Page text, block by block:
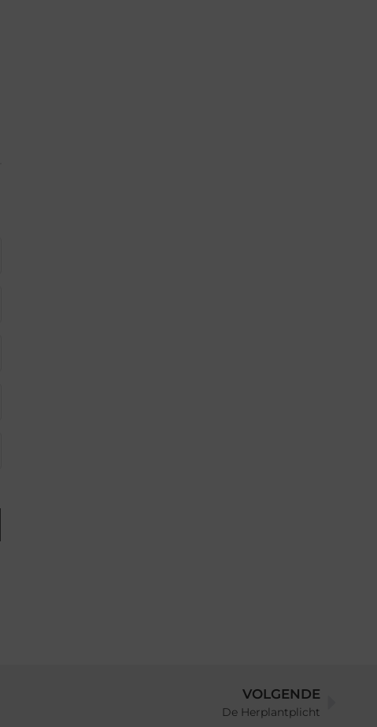
VOLGENDE
De Herplantplicht